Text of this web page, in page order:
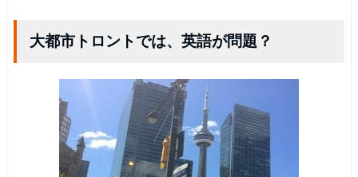
大都市トロントでは、英語が問題？